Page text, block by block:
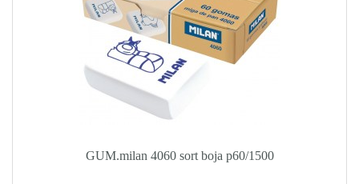
GUM.milan 4060 sort boja p60/1500